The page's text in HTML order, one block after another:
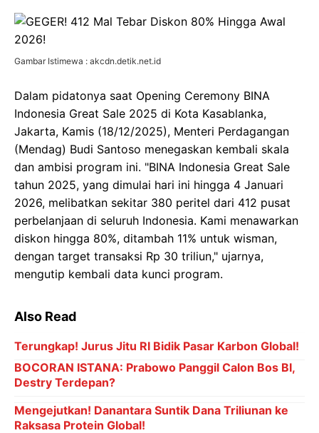
Gambar Istimewa : akcdn.detik.net.id
Dalam pidatonya saat Opening Ceremony BINA
Indonesia Great Sale 2025 di Kota Kasablanka,
Jakarta, Kamis (18/12/2025), Menteri Perdagangan
(Mendag) Budi Santoso menegaskan kembali skala
dan ambisi program ini. "BINA Indonesia Great Sale
tahun 2025, yang dimulai hari ini hingga 4 Januari
2026, melibatkan sekitar 380 peritel dari 412 pusat
perbelanjaan di seluruh Indonesia. Kami menawarkan
diskon hingga 80%, ditambah 11% untuk wisman,
dengan target transaksi Rp 30 triliun," ujarnya,
mengutip kembali data kunci program.
Also Read
Terungkap! Jurus Jitu RI Bidik Pasar Karbon Global!
BOCORAN ISTANA: Prabowo Panggil Calon Bos BI,
Destry Terdepan?
Mengejutkan! Danantara Suntik Dana Triliunan ke
Raksasa Protein Global!